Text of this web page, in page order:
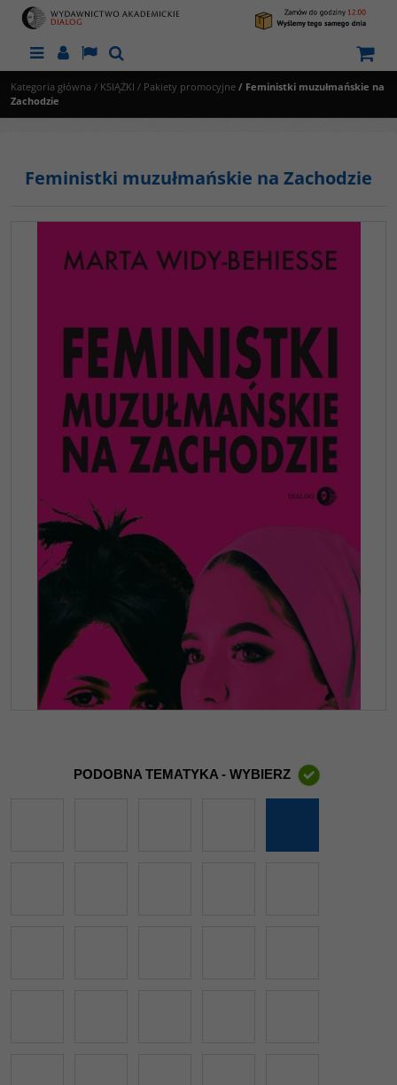
MenuPanelLangSzukaj
Kategoria główna / KSIĄŻKI / Pakiety promocyjne / Feministki muzułmańskie na
Zachodzie
Feministki muzułmańskie na Zachodzie
PODOBNA TEMATYKA - WYBIERZ